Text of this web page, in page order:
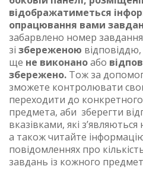
відображатиметься
опрацювання вами
забарвлено номер завдання
зі збереженою відповіддю,
ще не виконаноабо
збережено. Тож за
зможете контролювати
переходити до
предмета, аби зберегти
вказівками, які
а також читайте
повідомленнях про
завдань із кожного